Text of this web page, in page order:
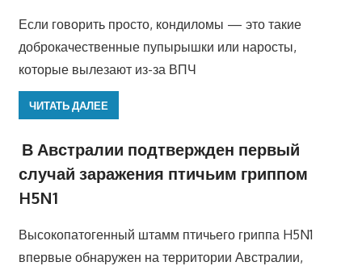
Если говорить просто, кондиломы — это такие
доброкачественные пупырышки или наросты,
которые вылезают из-за ВПЧ
ЧИТАТЬ ДАЛЕЕ
В Австралии подтвержден первый
случай заражения птичьим гриппом
H5N1
Высокопатогенный штамм птичьего гриппа H5N1
впервые обнаружен на территории Австралии,